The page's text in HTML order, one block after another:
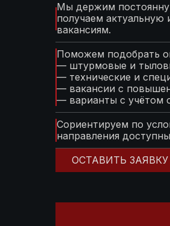
Мы держим
получаем
вакансиям.
Поможем подобрать
— штурмовые и
— технические и
— вакансии с
— варианты с учётом
Сориентируем по
направления
ОСТАВИТЬ ЗАЯВКУ